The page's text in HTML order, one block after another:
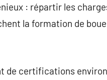
: répartir les
la formation de
de certifications